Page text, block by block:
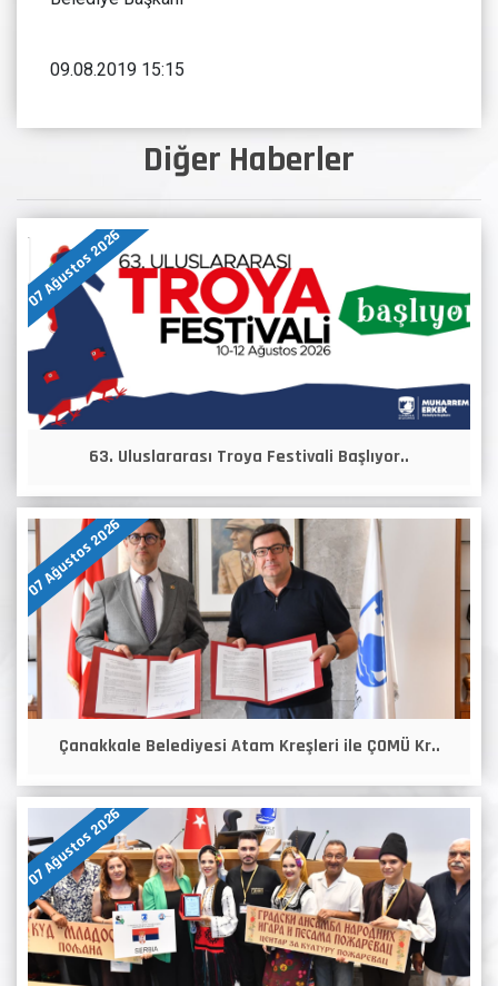
Diğer Haberler
07 Ağustos 2026
63. Uluslararası Troya Festivali Başlıyor..
07 Ağustos 2026
Çanakkale Belediyesi Atam Kreşleri ile ÇOMÜ Kr..
07 Ağustos 2026
09.08.2019 15:15